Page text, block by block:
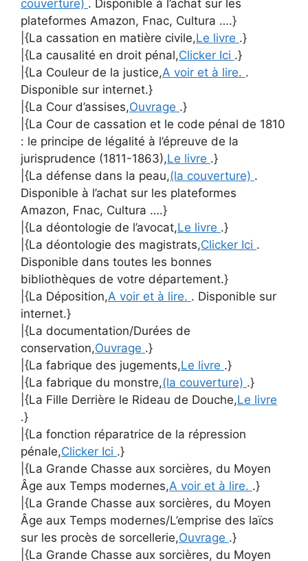
couverture) . Disponible à l’achat sur les
plateformes Amazon, Fnac, Cultura ….}
|{La cassation en matière civile,Le livre .}
|{La causalité en droit pénal,Clicker Ici .}
|{La Couleur de la justice,A voir et à lire. .
Disponible sur internet.}
|{La Cour d’assises,Ouvrage .}
|{La Cour de cassation et le code pénal de 1810
: le principe de légalité à l’épreuve de la
jurisprudence (1811-1863),Le livre .}
|{La défense dans la peau,(la couverture) .
Disponible à l’achat sur les plateformes
Amazon, Fnac, Cultura ….}
|{La déontologie de l’avocat,Le livre .}
|{La déontologie des magistrats,Clicker Ici .
Disponible dans toutes les bonnes
bibliothèques de votre département.}
|{La Déposition,A voir et à lire. . Disponible sur
internet.}
|{La documentation/Durées de
conservation,Ouvrage .}
|{La fabrique des jugements,Le livre .}
|{La fabrique du monstre,(la couverture) .}
|{La Fille Derrière le Rideau de Douche,Le livre
.}
|{La fonction réparatrice de la répression
pénale,Clicker Ici .}
|{La Grande Chasse aux sorcières, du Moyen
Âge aux Temps modernes,A voir et à lire. .}
|{La Grande Chasse aux sorcières, du Moyen
Âge aux Temps modernes/L’emprise des laïcs
sur les procès de sorcellerie,Ouvrage .}
|{La Grande Chasse aux sorcières, du Moyen